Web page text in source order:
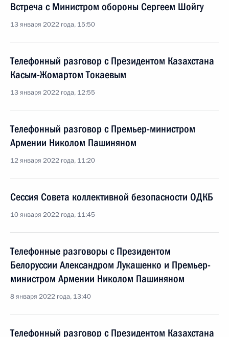
Встреча с Министром обороны Сергеем Шойгу
13 января 2022 года, 15:50
Телефонный разговор с Президентом Казахстана
Касым-Жомартом Токаевым
13 января 2022 года, 12:55
Телефонный разговор с Премьер-министром
Армении Николом Пашиняном
12 января 2022 года, 11:20
Сессия Совета коллективной безопасности ОДКБ
10 января 2022 года, 11:45
Телефонные разговоры с Президентом
Белоруссии Александром Лукашенко и Премьер-
министром Армении Николом Пашиняном
8 января 2022 года, 13:40
Телефонный разговор с Президентом Казахстана